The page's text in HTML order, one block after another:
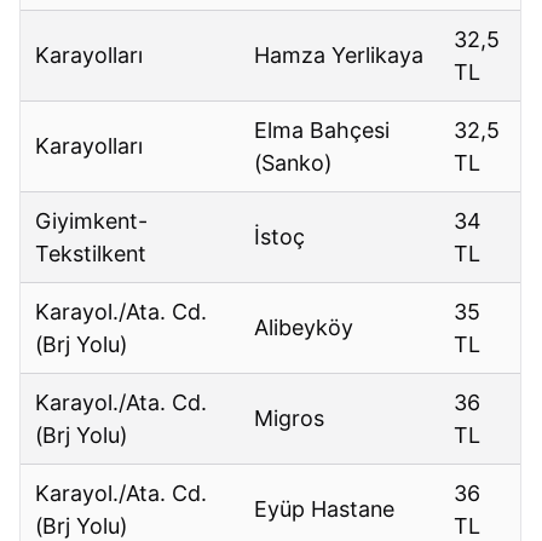
Karayolları Hamza Yerlikaya
32,5
TL
Karayolları
Elma Bahçesi
(Sanko)
32,5
TL
Giyimkent-
Tekstilkent
İstoç
34
TL
Karayol./Ata. Cd.
(Brj Yolu)
Alibeyköy
35
TL
Karayol./Ata. Cd.
(Brj Yolu)
Migros
36
TL
Karayol./Ata. Cd.
(Brj Yolu)
Eyüp Hastane
36
TL